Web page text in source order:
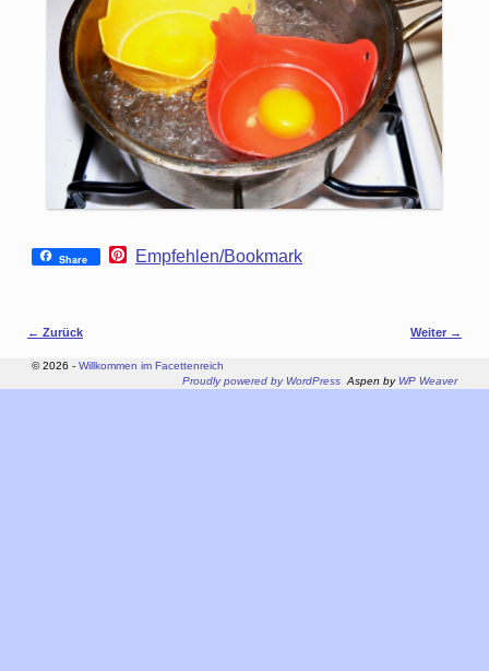
Share
P
t
Empfehlen/Bookmark
Bilder-Navigation
← Zurück Weiter →
© 2026 - Willkommen im Facettenreich
Proudly powered by WordPress Aspen by WP Weaver